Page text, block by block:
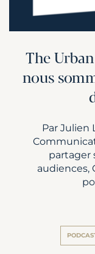
The
nous
Par Julien
partager
audiences,